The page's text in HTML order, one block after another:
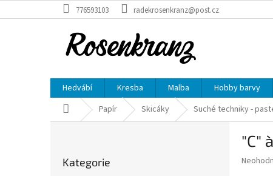
na
776593103 radekrosenkranz@post.cz
Hedvábí Kresba Malba Hobby barvy
Domů Papír Skicáky Suché techniky -
kategorie
Kategorie
"C"